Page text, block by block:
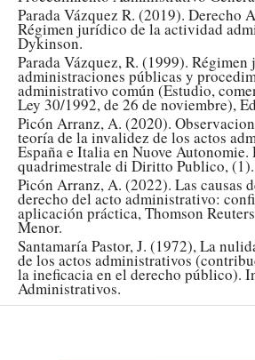
Parada Vázquez R. (2019). Derecho
Régimen jurídico de la actividad
Dykinson.
Parada Vázquez, R. (1999).
administraciones públicas y
administrativo común (Estudio,
Ley 30/1992, de 26 de noviembre),
Picón Arranz, A. (2020).
teoría de la invalidez de los actos
España e Italia en Nuove Autonomie.
quadrimestrale di Diritto Publico, (1).
Picón Arranz, A. (2022). Las causas
derecho del acto administrativo:
aplicación práctica, Thomson
Menor.
Santamaría Pastor, J. (1972), La
de los actos administrativos
la ineficacia en el derecho público).
Administrativos.